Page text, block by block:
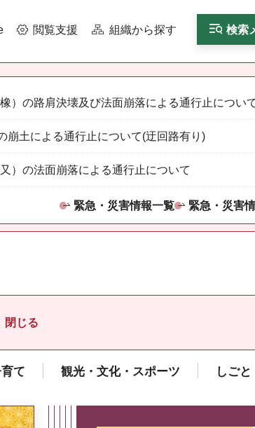
閲覧支援 組織から探す 検索
）の路肩決壊及び法面崩落による通行止につい
崩土による通行止について(迂回路有り)
）の法面崩落による通行止について
緊急・災害情報一覧 緊急・災害
閉じる
て 観光・文化・スポーツ しご